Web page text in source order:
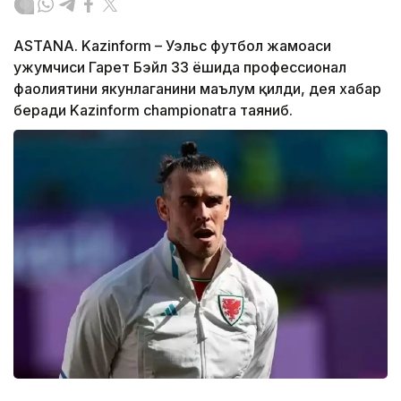
ASTANA. Kazinform – Уэльс футбол жамоаси
ҳужумчиси Гарет Бэйл 33 ёшида профессионал
фаолиятини якунлаганини маълум қилди, дея хабар
беради Kazinform championatга таяниб.